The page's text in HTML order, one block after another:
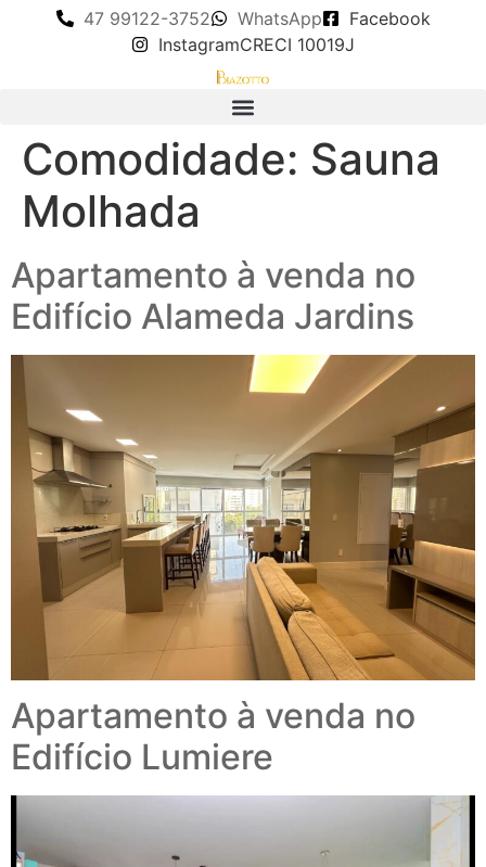
47 99122-3752 WhatsApp
Facebook
InstagramCRECI 10019J
Comodidade: Sauna
Molhada
Apartamento à venda no
Edifício Alameda Jardins
Apartamento à venda no
Edifício Lumiere